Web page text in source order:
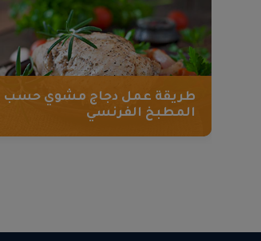
طريقة عمل دجاج مشوي حسب
المطبخ الفرنسي